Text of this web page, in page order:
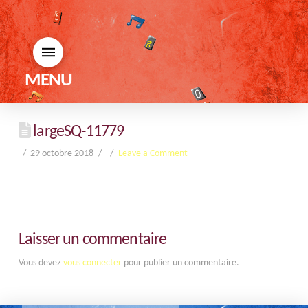
MENU
largeSQ-11779
29 octobre 2018 Leave a Comment
Laisser un commentaire
Vous devez vous connecterpour publier un commentaire.